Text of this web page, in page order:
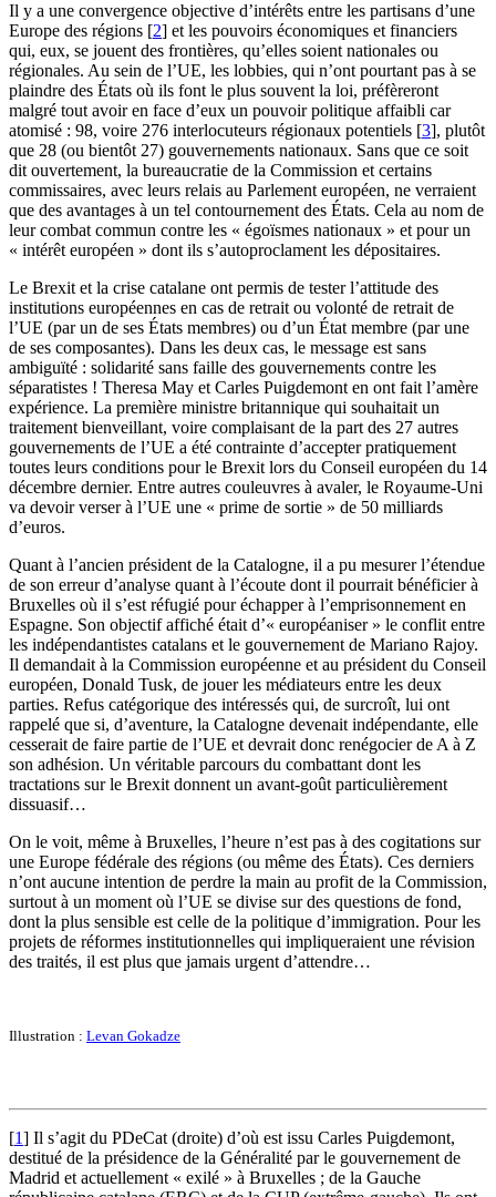
Il y a une convergence objective d’intérêts entre les partisans d’une
Europe des régions [2] et les pouvoirs économiques et financiers
qui, eux, se jouent des frontières, qu’elles soient nationales ou
régionales. Au sein de l’UE, les lobbies, qui n’ont pourtant pas à se
plaindre des États où ils font le plus souvent la loi, préfèreront
malgré tout avoir en face d’eux un pouvoir politique affaibli car
atomisé : 98, voire 276 interlocuteurs régionaux potentiels [3], plutôt
que 28 (ou bientôt 27) gouvernements nationaux. Sans que ce soit
dit ouvertement, la bureaucratie de la Commission et certains
commissaires, avec leurs relais au Parlement européen, ne verraient
que des avantages à un tel contournement des États. Cela au nom de
leur combat commun contre les « égoïsmes nationaux » et pour un
« intérêt européen » dont ils s’autoproclament les dépositaires.
Le Brexit et la crise catalane ont permis de tester l’attitude des
institutions européennes en cas de retrait ou volonté de retrait de
l’UE (par un de ses États membres) ou d’un État membre (par une
de ses composantes). Dans les deux cas, le message est sans
ambiguïté : solidarité sans faille des gouvernements contre les
séparatistes ! Theresa May et Carles Puigdemont en ont fait l’amère
expérience. La première ministre britannique qui souhaitait un
traitement bienveillant, voire complaisant de la part des 27 autres
gouvernements de l’UE a été contrainte d’accepter pratiquement
toutes leurs conditions pour le Brexit lors du Conseil européen du 14
décembre dernier. Entre autres couleuvres à avaler, le Royaume-Uni
va devoir verser à l’UE une « prime de sortie » de 50 milliards
d’euros.
Quant à l’ancien président de la Catalogne, il a pu mesurer l’étendue
de son erreur d’analyse quant à l’écoute dont il pourrait bénéficier à
Bruxelles où il s’est réfugié pour échapper à l’emprisonnement en
Espagne. Son objectif affiché était d’« européaniser » le conflit entre
les indépendantistes catalans et le gouvernement de Mariano Rajoy.
Il demandait à la Commission européenne et au président du Conseil
européen, Donald Tusk, de jouer les médiateurs entre les deux
parties. Refus catégorique des intéressés qui, de surcroît, lui ont
rappelé que si, d’aventure, la Catalogne devenait indépendante, elle
cesserait de faire partie de l’UE et devrait donc renégocier de A à Z
son adhésion. Un véritable parcours du combattant dont les
tractations sur le Brexit donnent un avant-goût particulièrement
dissuasif…
On le voit, même à Bruxelles, l’heure n’est pas à des cogitations sur
une Europe fédérale des régions (ou même des États). Ces derniers
n’ont aucune intention de perdre la main au profit de la Commission,
surtout à un moment où l’UE se divise sur des questions de fond,
dont la plus sensible est celle de la politique d’immigration. Pour les
projets de réformes institutionnelles qui impliqueraient une révision
des traités, il est plus que jamais urgent d’attendre…
Illustration : Levan Gokadze
[1] Il s’agit du PDeCat (droite) d’où est issu Carles Puigdemont,
destitué de la présidence de la Généralité par le gouvernement de
Madrid et actuellement « exilé » à Bruxelles ; de la Gauche